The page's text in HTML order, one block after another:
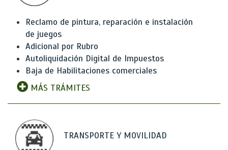
Reclamo de pintura, reparación e instalación
de juegos
Adicional por Rubro
Autoliquidación Digital de Impuestos
Baja de Habilitaciones comerciales
MÁS TRÁMITES
TRANSPORTE Y MOVILIDAD